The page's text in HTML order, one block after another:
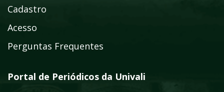
Cadastro
Acesso
Perguntas Frequentes
Portal de Periódicos da Univali